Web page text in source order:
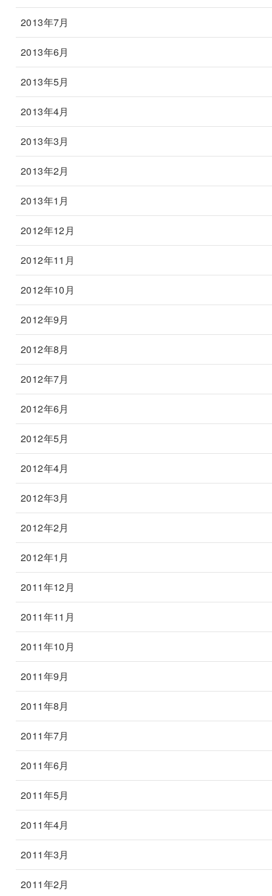
2013年7月
2013年6月
2013年5月
2013年4月
2013年3月
2013年2月
2013年1月
2012年12月
2012年11月
2012年10月
2012年9月
2012年8月
2012年7月
2012年6月
2012年5月
2012年4月
2012年3月
2012年2月
2012年1月
2011年12月
2011年11月
2011年10月
2011年9月
2011年8月
2011年7月
2011年6月
2011年5月
2011年4月
2011年3月
2011年2月